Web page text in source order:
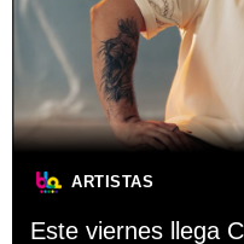
ARTISTAS
Este viernes llega